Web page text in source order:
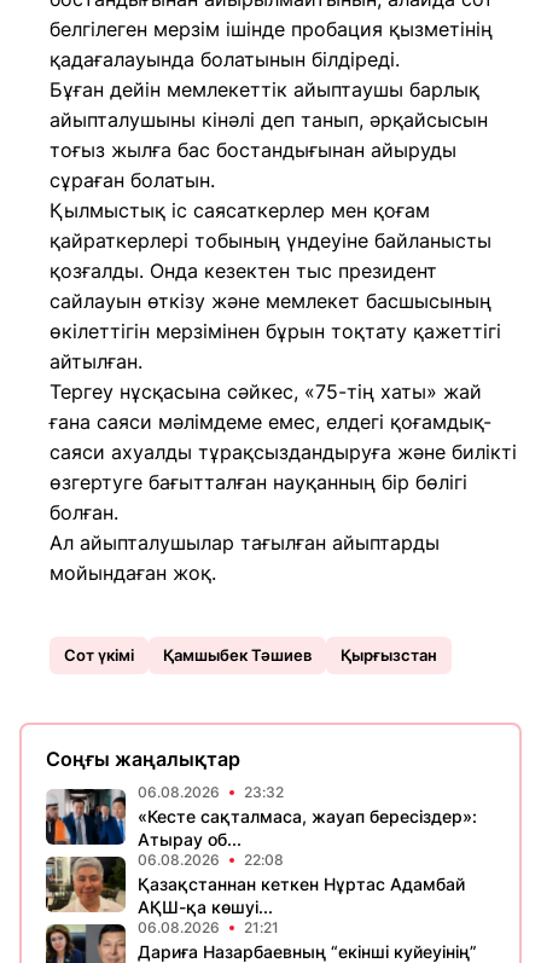
белгілеген мерзім ішінде пробация қызметінің
қадағалауында болатынын білдіреді.
Бұған дейін мемлекеттік айыптаушы барлық
айыпталушыны кінәлі деп танып, әрқайсысын
тоғыз жылға бас бостандығынан айыруды
сұраған болатын.
Қылмыстық іс саясаткерлер мен қоғам
қайраткерлері тобының үндеуіне байланысты
қозғалды. Онда кезектен тыс президент
сайлауын өткізу және мемлекет басшысының
өкілеттігін мерзімінен бұрын тоқтату қажеттігі
айтылған.
Тергеу нұсқасына сәйкес, «75-тің хаты» жай
ғана саяси мәлімдеме емес, елдегі қоғамдық-
саяси ахуалды тұрақсыздандыруға және билікті
өзгертуге бағытталған науқанның бір бөлігі
болған.
Ал айыпталушылар тағылған айыптарды
мойындаған жоқ.
Сот үкімі Қамшыбек Тәшиев Қырғызстан
Соңғы жаңалықтар
06.08.2026 23:32
«Кесте сақталмаса, жауап бересіздер»:
Атырау об...
06.08.2026 22:08
Қазақстаннан кеткен Нұртас Адамбай
АҚШ-қа көшуі...
06.08.2026 21:21
Дариға Назарбаевның “екінші куйеуінің”